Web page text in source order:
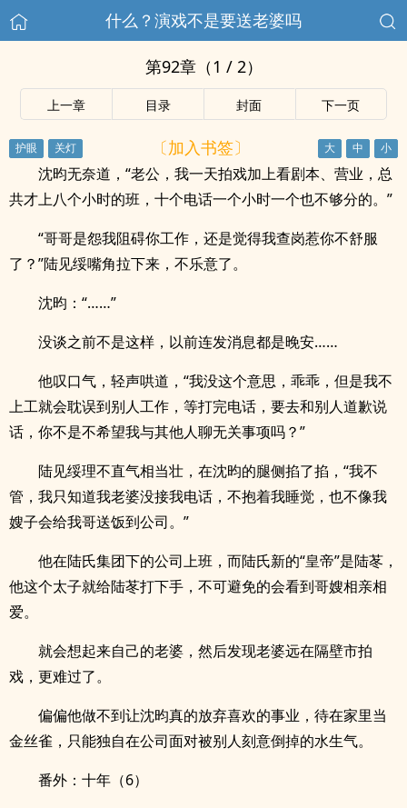
什么？演戏不是要送老婆吗
第92章（1 / 2）
上一章 目录 封面 下一页
〔加入书签〕
沈昀无奈道，“老公，我一天拍戏加上看剧本、营业，总
共才上八个小时的班，十个电话一个小时一个也不够分的。”
“哥哥是怨我阻碍你工作，还是觉得我查岗惹你不舒服
了？”陆见绥嘴角拉下来，不乐意了。
沈昀：“……”
没谈之前不是这样，以前连发消息都是晚安……
他叹口气，轻声哄道，“我没这个意思，乖乖，但是我不
上工就会耽误到别人工作，等打完电话，要去和别人道歉说
话，你不是不希望我与其他人聊无关事项吗？”
陆见绥理不直气相当壮，在沈昀的腿侧掐了掐，“我不
管，我只知道我老婆没接我电话，不抱着我睡觉，也不像我
嫂子会给我哥送饭到公司。”
他在陆氏集团下的公司上班，而陆氏新的“皇帝”是陆苳，
他这个太子就给陆苳打下手，不可避免的会看到哥嫂相亲相
爱。
就会想起来自己的老婆，然后发现老婆远在隔壁市拍
戏，更难过了。
偏偏他做不到让沈昀真的放弃喜欢的事业，待在家里当
金丝雀，只能独自在公司面对被别人刻意倒掉的水生气。
番外：十年（6）